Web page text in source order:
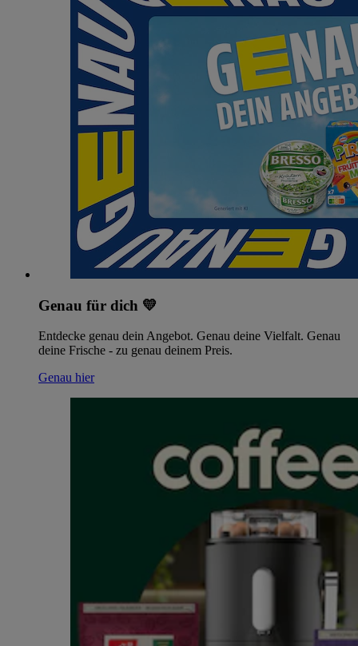
Genau für dich 💛
Entdecke genau dein Angebot. Genau deine Vielfalt. Genau
deine Frische - zu genau deinem Preis.
Genau hier